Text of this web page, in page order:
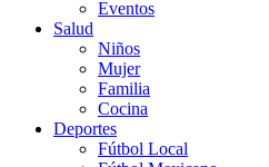
Eventos
Salud
Niños
Mujer
Familia
Cocina
Deportes
Fútbol Local